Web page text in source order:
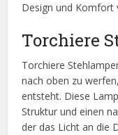
Design und Komfort
Torchiere
Torchiere
nach oben zu
entsteht. Diese
Struktur und einen
der das Licht an die